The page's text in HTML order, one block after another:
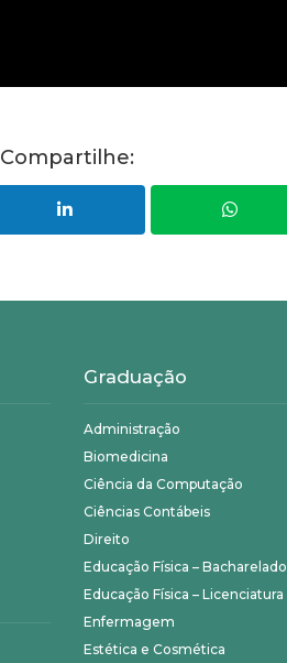
Compartilhe:
Graduação
Administração
Biomedicina
Ciência da Computação
Ciências Contábeis
Direito
Educação Física – Bacharelado
Educação Física – Licenciatura
Enfermagem
Estética e Cosmética